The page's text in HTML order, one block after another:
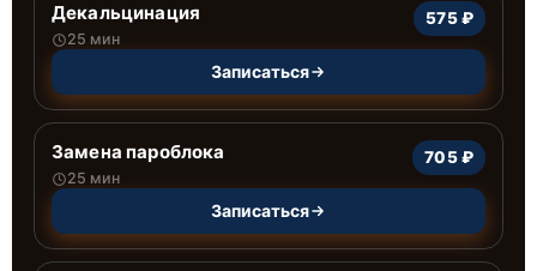
Декальцинация
25 мин
575 ₽
Записаться
Замена пароблока
25 мин
705 ₽
Записаться